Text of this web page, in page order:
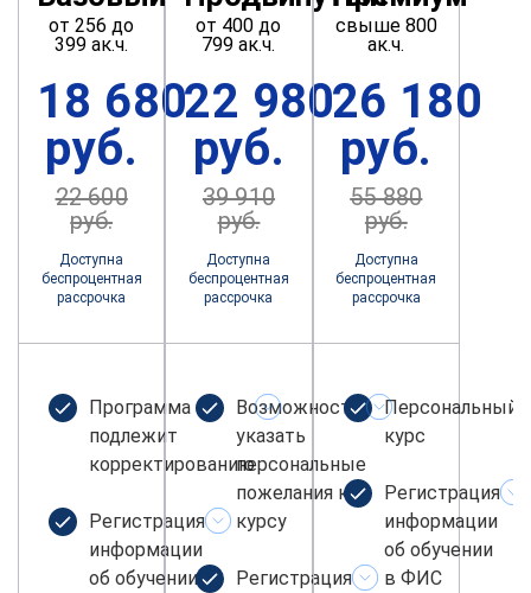
от 256 до
399 ак.ч.
18 680
руб.
22 600
руб.
Доступна
беспроцентная
рассрочка
Программа не
подлежит
корректированию
Регистрация
информации
об обучении
от 400 до
799 ак.ч.
22 980
руб.
39 910
руб.
Доступна
беспроцентная
рассрочка
Возможность
указать
персональные
пожелания к
курсу
Регистрация
свыше 800
ак.ч.
26 180
руб.
55 880
руб.
Доступна
беспроцентная
рассрочка
Персональный
курс
Регистрация
информации
об обучении
в ФИС